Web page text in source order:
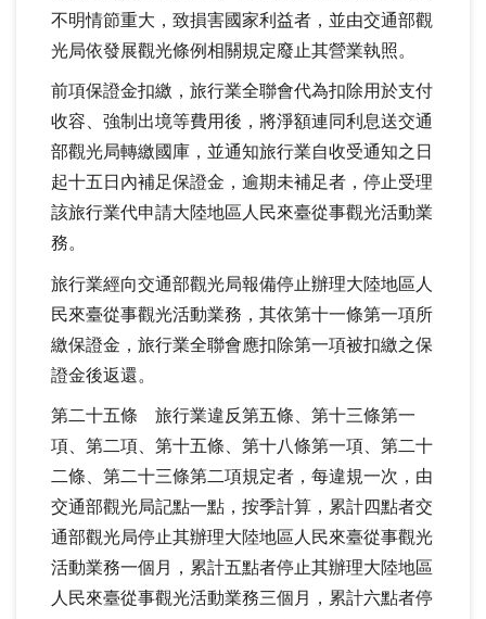
不明情節重大，致損害國家利益者，並由交通部觀
光局依發展觀光條例相關規定廢止其營業執照。
前項保證金扣繳，旅行業全聯會代為扣除用於支付
收容、強制出境等費用後，將淨額連同利息送交通
部觀光局轉繳國庫，並通知旅行業自收受通知之日
起十五日內補足保證金，逾期未補足者，停止受理
該旅行業代申請大陸地區人民來臺從事觀光活動業
務。
旅行業經向交通部觀光局報備停止辦理大陸地區人
民來臺從事觀光活動業務，其依第十一條第一項所
繳保證金，旅行業全聯會應扣除第一項被扣繳之保
證金後返還。
第二十五條 旅行業違反第五條、第十三條第一
項、第二項、第十五條、第十八條第一項、第二十
二條、第二十三條第二項規定者，每違規一次，由
交通部觀光局記點一點，按季計算，累計四點者交
通部觀光局停止其辦理大陸地區人民來臺從事觀光
活動業務一個月，累計五點者停止其辦理大陸地區
人民來臺從事觀光活動業務三個月，累計六點者停